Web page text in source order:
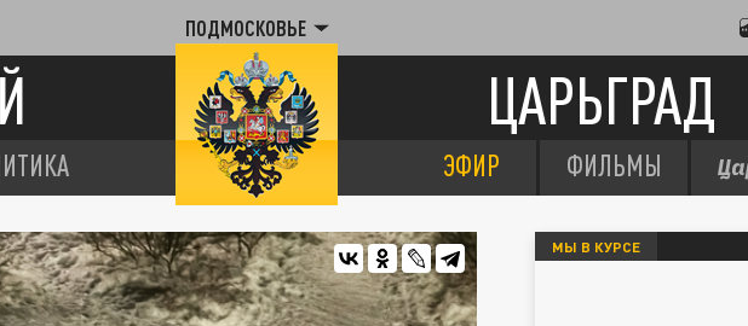
ПОДМОСКОВЬЕ
ЦАРЬГРАД
ЭФИР ФИЛЬМЫ
МЫ В КУРСЕ